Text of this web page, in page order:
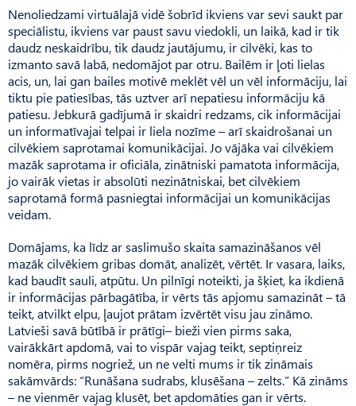
Nenoliedzami virtuālajā vidē šobrīd ikviens var sevi saukt par
speciālistu, ikviens var paust savu viedokli, un laikā, kad ir tik
daudz neskaidrību, tik daudz jautājumu, ir cilvēki, kas to
izmanto savā labā, nedomājot par otru. Bailēm ir ļoti lielas
acis, un, lai gan bailes motivē meklēt vēl un vēl informāciju, lai
tiktu pie patiesības, tās uztver arī nepatiesu informāciju kā
patiesu. Jebkurā gadījumā ir skaidri redzams, cik informācijai
un informatīvajai telpai ir liela nozīme – arī skaidrošanai un
cilvēkiem saprotamai komunikācijai. Jo vājāka vai cilvēkiem
mazāk saprotama ir oficiāla, zinātniski pamatota informācija,
jo vairāk vietas ir absolūti nezinātniskai, bet cilvēkiem
saprotamā formā pasniegtai informācijai un komunikācijas
veidam.
Domājams, ka līdz ar saslimušo skaita samazināšanos vēl
mazāk cilvēkiem gribas domāt, analizēt, vērtēt. Ir vasara, laiks,
kad baudīt sauli, atpūtu. Un pilnīgi noteikti, ja šķiet, ka ikdienā
ir informācijas pārbagātība, ir vērts tās apjomu samazināt – tā
teikt, atvilkt elpu, ļaujot prātam izvērtēt visu jau zināmo.
Latvieši savā būtībā ir prātīgi– bieži vien pirms saka,
vairākkārt apdomā, vai to vispār vajag teikt, septiņreiz
nomēra, pirms nogriež, un ne velti mums ir tik zināmais
sakāmvārds: “Runāšana sudrabs, klusēšana – zelts.” Kā zināms
– ne vienmēr vajag klusēt, bet apdomāties gan ir vērts.